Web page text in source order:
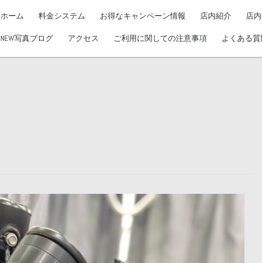
ホーム 料金システム お得なキャンペーン情報 店内紹介 店
NEW写真ブログ アクセス ご利用に関しての注意事項 よくある